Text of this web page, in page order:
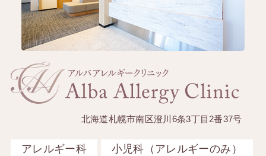
北海道札幌市南区澄川6条3丁目2番37号
アレルギー科 小児科（アレルギーのみ）